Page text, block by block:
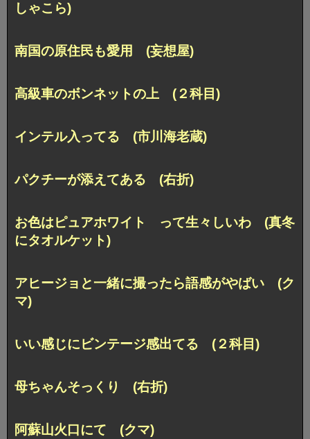
しゃこら)
南国の原住民も愛用 (妄想屋)
高級車のボンネットの上 (２科目)
インテル入ってる (市川海老蔵)
パクチーが添えてある (右折)
お色はピュアホワイト って生々しいわ (真冬
にタオルケット)
アヒージョと一緒に撮ったら語感がやばい (ク
マ)
いい感じにビンテージ感出てる (２科目)
母ちゃんそっくり (右折)
阿蘇山火口にて (クマ)